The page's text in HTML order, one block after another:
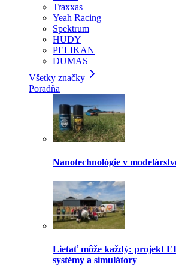
Traxxas
Yeah Racing
Spektrum
HUDY
PELIKAN
DUMAS
Všetky značky
Poradňa
Nanotechnológie v
Lietať môže každý: projekt
systémy a simulátory